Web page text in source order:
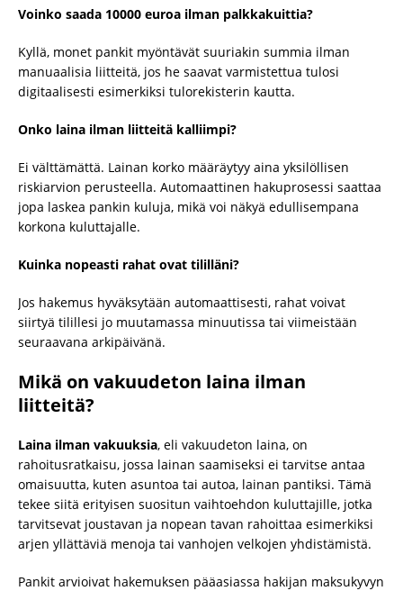
Voinko saada 10000 euroa ilman palkkakuittia?
Kyllä, monet pankit myöntävät suuriakin summia ilman
manuaalisia liitteitä, jos he saavat varmistettua tulosi
digitaalisesti esimerkiksi tulorekisterin kautta.
Onko laina ilman liitteitä kalliimpi?
Ei välttämättä. Lainan korko määräytyy aina yksilöllisen
riskiarvion perusteella. Automaattinen hakuprosessi saattaa
jopa laskea pankin kuluja, mikä voi näkyä edullisempana
korkona kuluttajalle.
Kuinka nopeasti rahat ovat tililläni?
Jos hakemus hyväksytään automaattisesti, rahat voivat
siirtyä tilillesi jo muutamassa minuutissa tai viimeistään
seuraavana arkipäivänä.
Mikä on vakuudeton laina ilman
liitteitä?
Laina ilman vakuuksia, eli vakuudeton laina, on
rahoitusratkaisu, jossa lainan saamiseksi ei tarvitse antaa
omaisuutta, kuten asuntoa tai autoa, lainan pantiksi. Tämä
tekee siitä erityisen suositun vaihtoehdon kuluttajille, jotka
tarvitsevat joustavan ja nopean tavan rahoittaa esimerkiksi
arjen yllättäviä menoja tai vanhojen velkojen yhdistämistä.
Pankit arvioivat hakemuksen pääasiassa hakijan maksukyvyn